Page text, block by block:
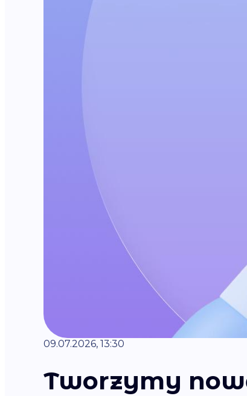
09.07.2026, 13:30
Tworzymy